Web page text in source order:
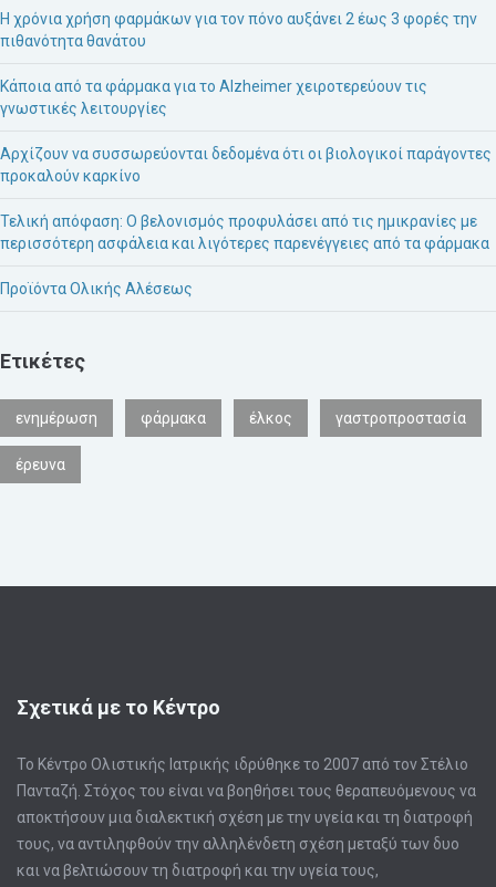
Η χρόνια χρήση φαρμάκων για τον πόνο αυξάνει 2 έως 3 φορές την
πιθανότητα θανάτου
Κάποια από τα φάρμακα για το Alzheimer χειροτερεύουν τις
γνωστικές λειτουργίες
Αρχίζουν να συσσωρεύονται δεδομένα ότι οι βιολογικοί παράγοντες
προκαλούν καρκίνο
Τελική απόφαση: Ο βελονισμός προφυλάσει από τις ημικρανίες με
περισσότερη ασφάλεια και λιγότερες παρενέγγειες από τα φάρμακα
Προϊόντα Ολικής Αλέσεως
Ετικέτες
ενημέρωση φάρμακα έλκος γαστροπροστασία
έρευνα
Σχετικά με το Κέντρο
Το Κέντρο Ολιστικής Ιατρικής ιδρύθηκε το 2007 από τον Στέλιο
Πανταζή. Στόχος του είναι να βοηθήσει τους θεραπευόμενους να
αποκτήσουν μια διαλεκτική σχέση με την υγεία και τη διατροφή
τους, να αντιληφθούν την αλληλένδετη σχέση μεταξύ των δυο
και να βελτιώσουν τη διατροφή και την υγεία τους,